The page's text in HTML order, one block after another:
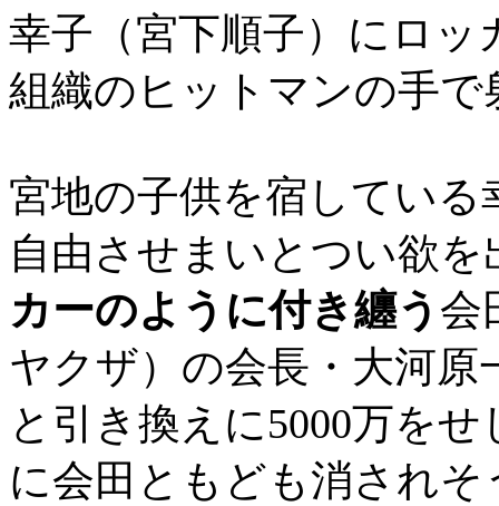
幸子（宮下順子）にロ
組織のヒットマンの手
宮地の子供を宿してい
自由させまいとつい欲
カーのように付き纏う 会
ヤクザ）の会長・大河
と引き換えに5000万を
に会田ともども消され